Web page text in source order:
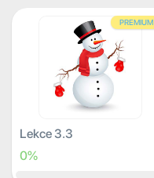
PREMIUM
Lekce 3.3
0%